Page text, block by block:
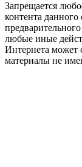
Запрещается
контента
любые иные
Интернета может
материалы не